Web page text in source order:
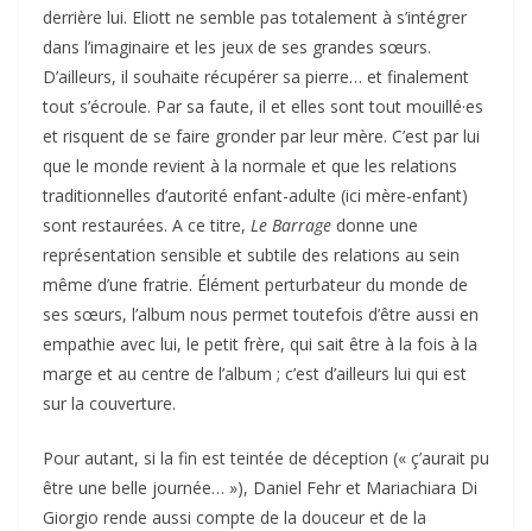
derrière lui. Eliott ne semble pas totalement à s’intégrer
dans l’imaginaire et les jeux de ses grandes sœurs.
D’ailleurs, il souhaite récupérer sa pierre… et finalement
tout s’écroule. Par sa faute, il et elles sont tout mouillé·es
et risquent de se faire gronder par leur mère. C’est par lui
que le monde revient à la normale et que les relations
traditionnelles d’autorité enfant-adulte (ici mère-enfant)
sont restaurées. A ce titre, Le Barrage donne une
représentation sensible et subtile des relations au sein
même d’une fratrie. Élément perturbateur du monde de
ses sœurs, l’album nous permet toutefois d’être aussi en
empathie avec lui, le petit frère, qui sait être à la fois à la
marge et au centre de l’album ; c’est d’ailleurs lui qui est
sur la couverture.
Pour autant, si la fin est teintée de déception (« ç’aurait pu
être une belle journée… »), Daniel Fehr et Mariachiara Di
Giorgio rende aussi compte de la douceur et de la